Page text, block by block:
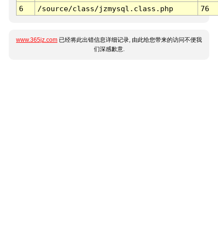
6
/source/class/jzmysql.class.php 76
www.365jz.com 已经将此出错信息详细记录, 由此给您带来的访问不便我
们深感歉意.